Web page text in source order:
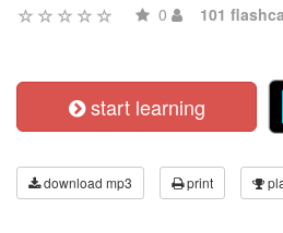
0 101
start learning
download mp3 print